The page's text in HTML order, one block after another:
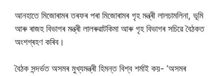
আনহাতে মিজোৰামৰ তৰফৰ পৰা মিজোৰামৰ গৃহ মন্ত্ৰী লালচামলিনা, ভূমি
আৰু ৰাজহ বিভাগৰ মন্ত্ৰী লালৰুৱাটকিমা আৰু গৃহ বিভাগৰ সচিৱে বৈঠকত
অংশগ্ৰহণ কৰিব।
বৈঠক সন্দৰ্ভত অসমৰ মুখ্যমন্ত্ৰী হিমন্ত বিশ্ব শৰ্মাই কয়- ‘অসমৰ